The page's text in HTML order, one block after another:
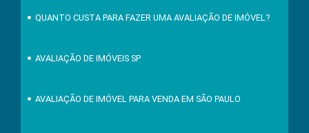
QUANTO CUSTA PARA FAZER UMA AVALIAÇÃO DE IMÓVEL?
AVALIAÇÃO DE IMÓVEIS SP
AVALIAÇÃO DE IMÓVEL PARA VENDA EM SÃO PAULO